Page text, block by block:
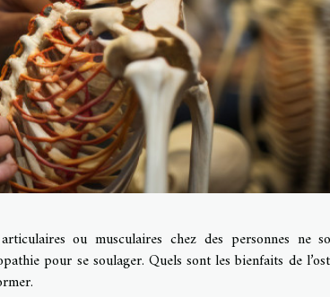
ou musculaires chez des personnes ne
pour se soulager. Quels sont les bienfaits de